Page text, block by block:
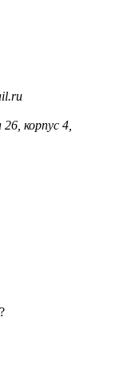
корпус 4,